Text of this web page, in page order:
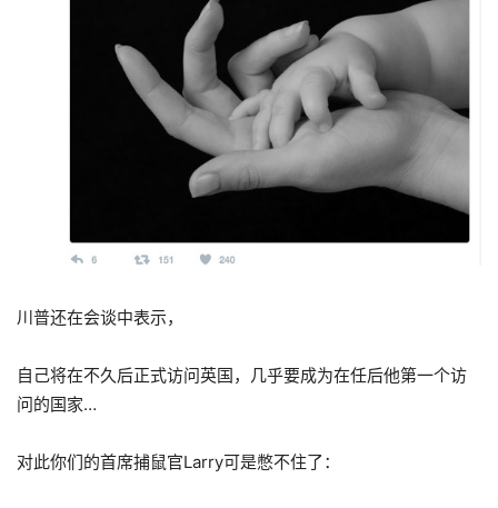
川普还在会谈中表示，
自己将在不久后正式访问英国，几乎要成为在任后他第一个访
问的国家…
对此你们的首席捕鼠官Larry可是憋不住了：